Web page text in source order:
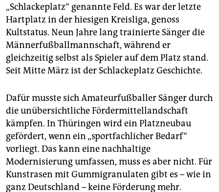
„Schlackeplatz“ genannte Feld. Es war der letzte
Hartplatz in der hiesigen Kreisliga, genoss
Kultstatus. Neun Jahre lang trainierte Sänger die
Männerfußballmannschaft, während er
gleichzeitig selbst als Spieler auf dem Platz stand.
Seit Mitte März ist der Schlackeplatz Geschichte.
Dafür musste sich Amateurfußballer Sänger durch
die unübersichtliche Fördermittellandschaft
kämpfen. In Thüringen wird ein Platzneubau
gefördert, wenn ein „sportfachlicher Bedarf“
vorliegt. Das kann eine nachhaltige
Modernisierung umfassen, muss es aber nicht. Für
Kunstrasen mit Gummigranulaten gibt es – wie in
ganz Deutschland – keine Förderung mehr.